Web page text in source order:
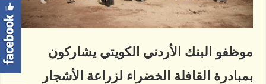
موظفو البنك الأردني الكويتي يشاركون
بمبادرة القافلة الخضراء لزراعة الأشجار